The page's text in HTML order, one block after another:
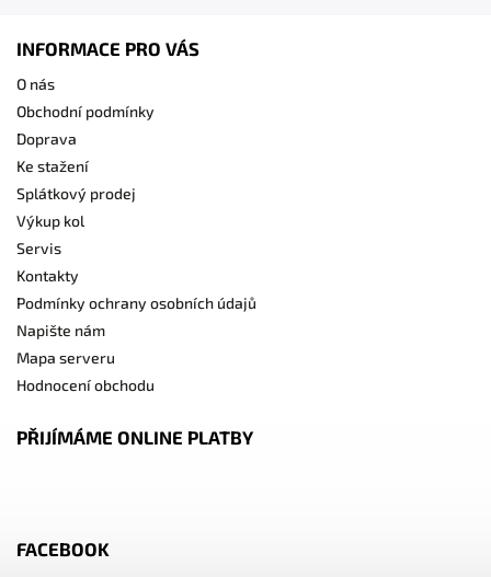
INFORMACE PRO VÁS
O nás
Obchodní podmínky
Doprava
Ke stažení
Splátkový prodej
Výkup kol
Servis
Kontakty
Podmínky ochrany osobních údajů
Napište nám
Mapa serveru
Hodnocení obchodu
PŘIJÍMÁME ONLINE PLATBY
FACEBOOK